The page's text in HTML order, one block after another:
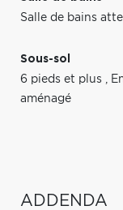
Salle de bains
Sous-sol
6 pieds et plus ,
aménagé
ADDENDA